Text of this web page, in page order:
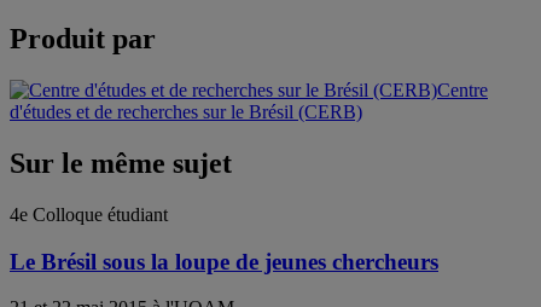
Produit par
Centre
d'études et de recherches sur le Brésil (CERB)
Sur le même sujet
4e Colloque étudiant
Le Brésil sous la loupe de jeunes chercheurs